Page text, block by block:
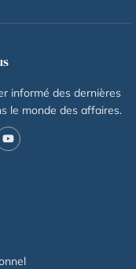
informé des dernières
le monde des affaires.